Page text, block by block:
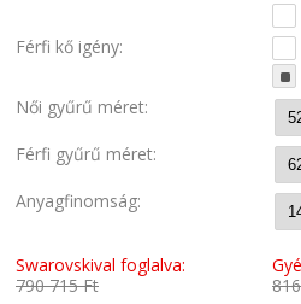
Férfi kő igény:
Női gyűrű méret:
Férfi gyűrű méret:
Anyagfinomság:
Swarovskival foglalva:
790 715 Ft